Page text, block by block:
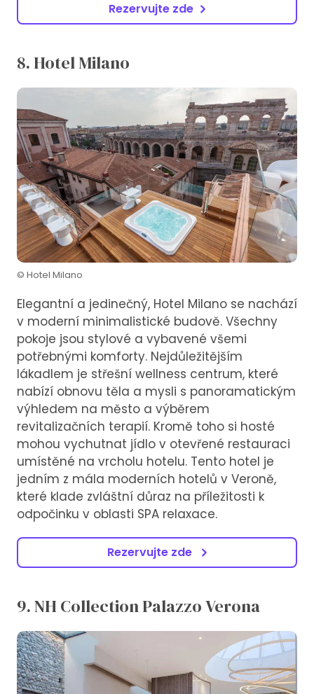
Rezervujte zde
8. Hotel Milano
© Hotel Milano
Elegantní a jedinečný, Hotel Milano se nachází
v moderní minimalistické budově. Všechny
pokoje jsou stylové a vybavené všemi
potřebnými komforty. Nejdůležitějším
lákadlem je střešní wellness centrum, které
nabízí obnovu těla a mysli s panoramatickým
výhledem na město a výběrem
revitalizačních terapií. Kromě toho si hosté
mohou vychutnat jídlo v otevřené restauraci
umístěné na vrcholu hotelu. Tento hotel je
jedním z mála moderních hotelů v Veroně,
které klade zvláštní důraz na příležitosti k
odpočinku v oblasti SPA relaxace.
Rezervujte zde
9. NH Collection Palazzo Verona